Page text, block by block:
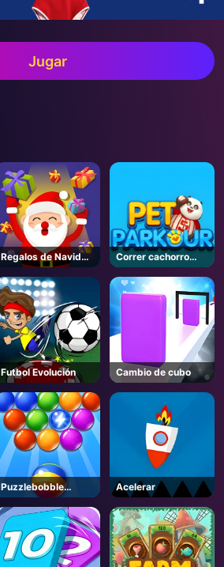
Jugar
Regalos de Navidad
Cayendo
Correr cachorro
mascota
Futbol Evolución Cambio de cubo
Puzzlebobble
Descargar
Acelerar